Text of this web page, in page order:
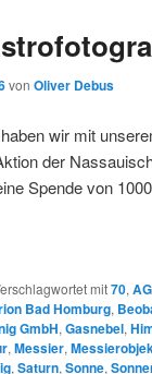
von Oliver Debus
wir mit
der
Spende von
mit70,
Bad Homburg,
GmbH, Gasnebel,
, Messier,
, Saturn, Sonne,